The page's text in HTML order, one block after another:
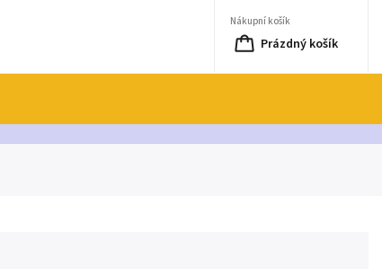
Nákupní košík
Prázdný košík